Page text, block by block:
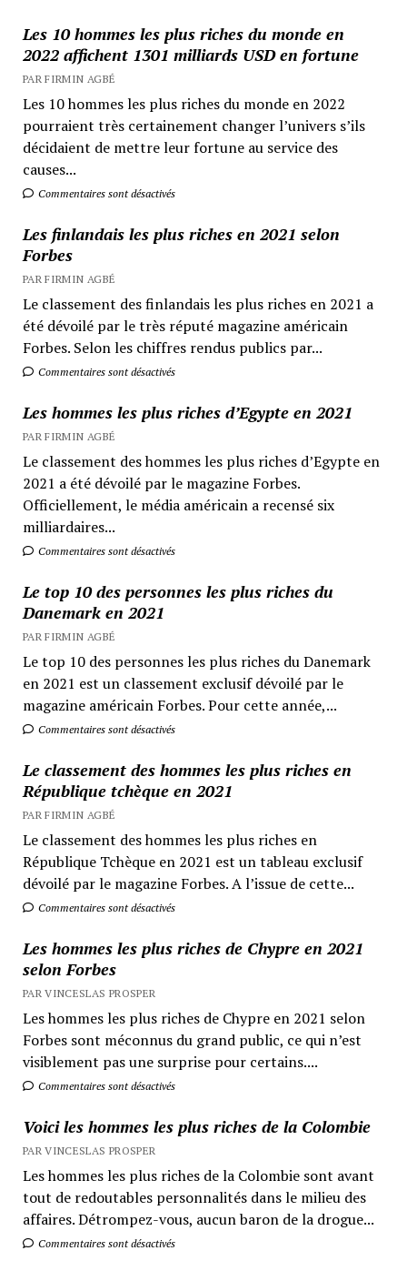
Les 10 hommes les plus riches du monde en
2022 affichent 1301 milliards USD en fortune
PAR FIRMIN AGBÉ
Les 10 hommes les plus riches du monde en 2022
pourraient très certainement changer l’univers s’ils
décidaient de mettre leur fortune au service des
causes...
Commentaires sont désactivés
Les finlandais les plus riches en 2021 selon
Forbes
PAR FIRMIN AGBÉ
Le classement des finlandais les plus riches en 2021 a
été dévoilé par le très réputé magazine américain
Forbes. Selon les chiffres rendus publics par...
Commentaires sont désactivés
Les hommes les plus riches d’Egypte en 2021
PAR FIRMIN AGBÉ
Le classement des hommes les plus riches d’Egypte en
2021 a été dévoilé par le magazine Forbes.
Officiellement, le média américain a recensé six
milliardaires...
Commentaires sont désactivés
Le top 10 des personnes les plus riches du
Danemark en 2021
PAR FIRMIN AGBÉ
Le top 10 des personnes les plus riches du Danemark
en 2021 est un classement exclusif dévoilé par le
magazine américain Forbes. Pour cette année,...
Commentaires sont désactivés
Le classement des hommes les plus riches en
République tchèque en 2021
PAR FIRMIN AGBÉ
Le classement des hommes les plus riches en
République Tchèque en 2021 est un tableau exclusif
dévoilé par le magazine Forbes. A l’issue de cette...
Commentaires sont désactivés
Les hommes les plus riches de Chypre en 2021
selon Forbes
PAR VINCESLAS PROSPER
Les hommes les plus riches de Chypre en 2021 selon
Forbes sont méconnus du grand public, ce qui n’est
visiblement pas une surprise pour certains....
Commentaires sont désactivés
Voici les hommes les plus riches de la Colombie
PAR VINCESLAS PROSPER
Les hommes les plus riches de la Colombie sont avant
tout de redoutables personnalités dans le milieu des
affaires. Détrompez-vous, aucun baron de la drogue...
Commentaires sont désactivés